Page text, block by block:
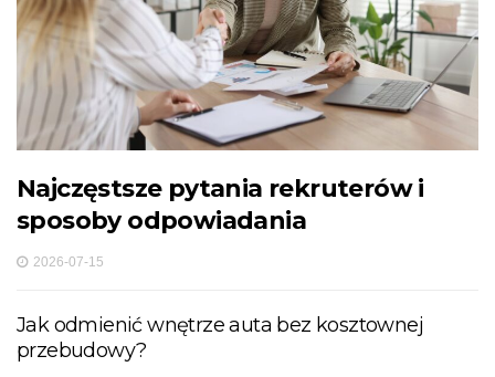
Najczęstsze pytania rekruterów i
sposoby odpowiadania
2026-07-15
Jak odmienić wnętrze auta bez kosztownej
przebudowy?